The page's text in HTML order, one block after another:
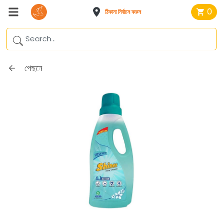
ঠিকানা নির্বাচন করুন 0
পেছনে